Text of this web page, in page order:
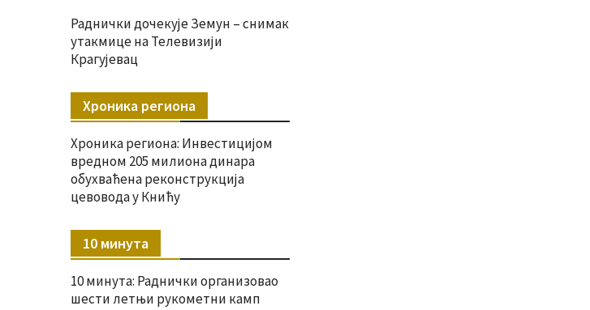
Раднички дочекује Земун – снимак
утакмице на Телевизији
Крагујевац
Хроника региона
Хроника региона: Инвестицијом
вредном 205 милиона динара
обухваћена реконструкција
цевовода у Книћу
10 минута
10 минута: Раднички организовао
шести летњи рукометни камп